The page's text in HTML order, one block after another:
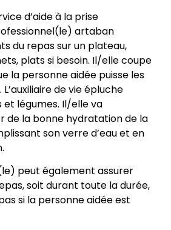
d’aide à la prise
artaban
du repas sur un plateau,
plats si besoin. Il/elle coupe
la personne aidée puisse les
de vie épluche
légumes. Il/elle va
de la bonne hydratation de la
son verre d’eau et en
peut également assurer
soit durant toute la durée,
si la personne aidée est